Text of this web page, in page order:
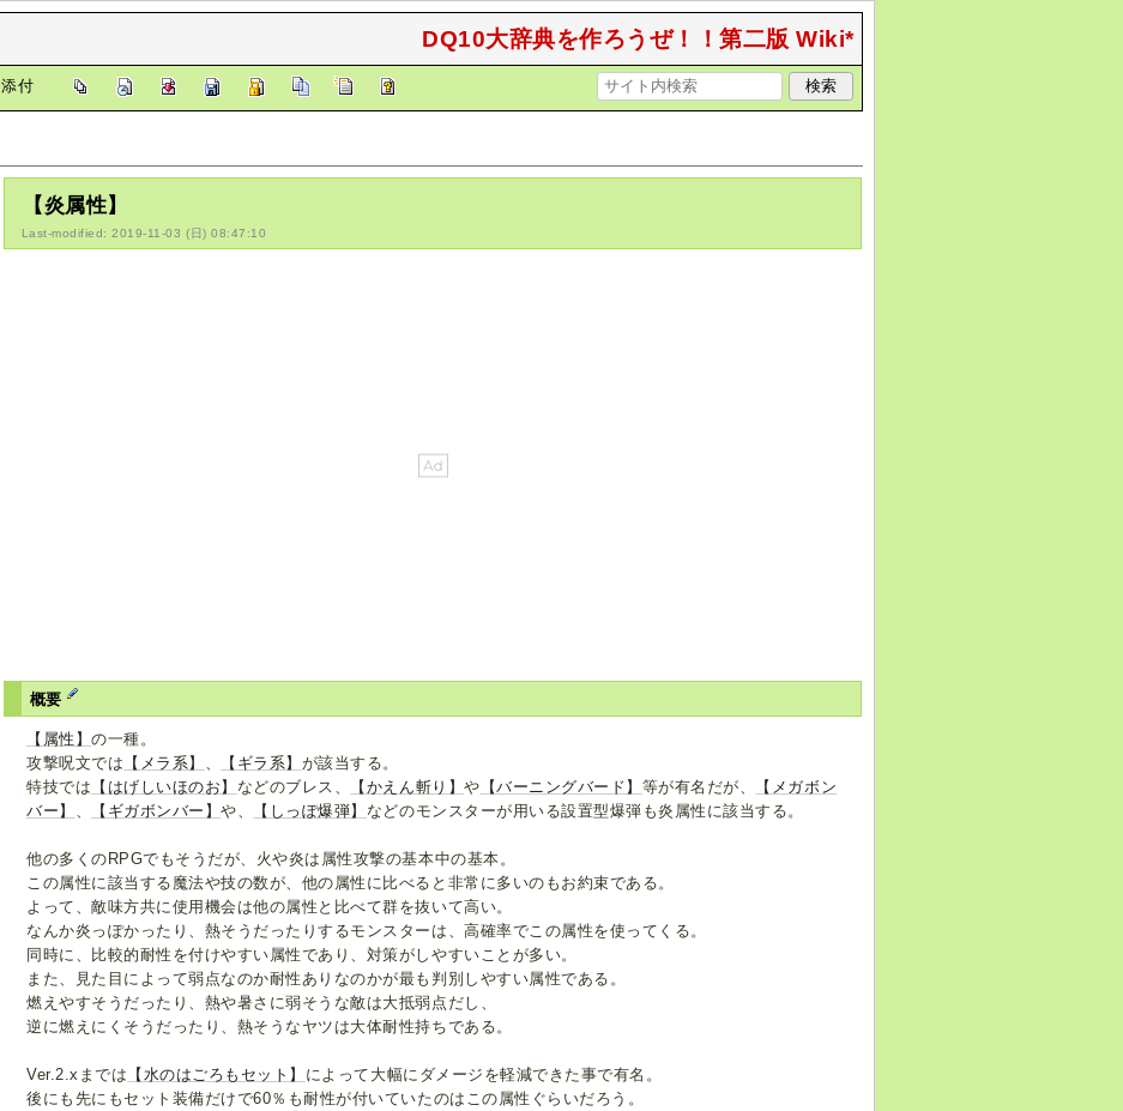
DQ10大辞典を作ろうぜ！！第二版 Wiki*
添付
【炎属性】
Last-modified: 2019-11-03 (日) 08:47:10
概要
【属性】の一種。
攻撃呪文では 【メラ系】 【ギラ系】 が該当する。
特技では 【はげしいほのお】 などのブレス、 【かえん斬り】や 【バーニングバード】 等が有名だが、
【メガボン
バー】
【ギガボンバー】や、 【しっぽ爆弾】 などのモンスターが用いる設置型爆弾も炎属性に該当する。
他の多くのRPGでもそうだが、火や炎は属性攻撃の基本中の基本。
この属性に該当する魔法や技の数が、他の属性に比べると非常に多いのもお約束である。
よって、敵味方共に使用機会は他の属性と比べて群を抜いて高い。
なんか炎っぽかったり、熱そうだったりするモンスターは、高確率でこの属性を使ってくる。
同時に、比較的耐性を付けやすい属性であり、対策がしやすいことが多い。
また、見た目によって弱点なのか耐性ありなのかが最も判別しやすい属性である。
燃えやすそうだったり、熱や暑さに弱そうな敵は大抵弱点だし、
逆に燃えにくそうだったり、熱そうなヤツは大体耐性持ちである。
Ver.2.xまでは 【水のはごろもセット】 によって大幅にダメージを軽減できた事で有名。
後にも先にもセット装備だけで60％も耐性が付いていたのはこの属性ぐらいだろう。